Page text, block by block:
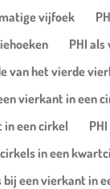
vijfoek
PHI
van het vierde
vierkant in een
in een cirkel
in een
bij een vierkant in